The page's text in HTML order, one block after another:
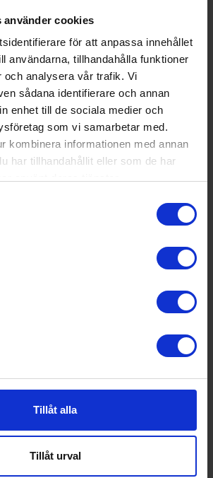
använder cookies
för att anpassa innehållet
användarna, tillhandahålla funktioner
och analysera vår trafik. Vi
sådana identifierare och annan
enhet till de sociala medier och
som vi samarbetar med.
kombinera informationen med annan
har tillhandahållit eller som de har
Tillåt alla
Tillåt urval
10 895:-